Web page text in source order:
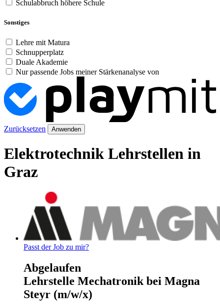
Schulabbruch höhere Schule
Sonstiges
Lehre mit Matura
Schnupperplatz
Duale Akademie
Nur passende Jobs meiner Stärkenanalyse von
Zurücksetzen Anwenden
Elektrotechnik Lehrstellen in
Graz
Passt der Job zu mir?
Abgelaufen
Lehrstelle Mechatronik bei Magna
Steyr (m/w/x)